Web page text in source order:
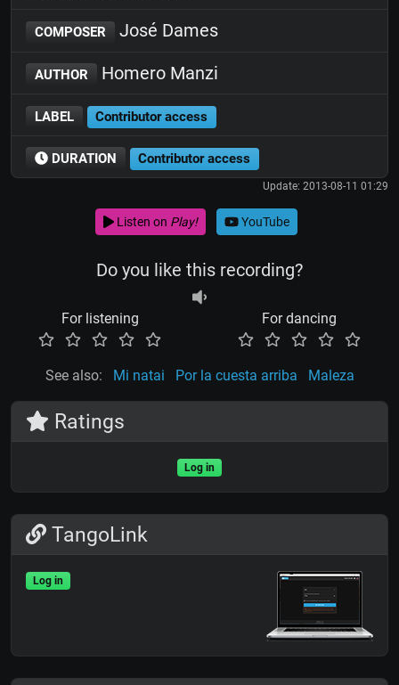
COMPOSER José Dames
AUTHOR Homero Manzi
LABEL Contributor access
DURATION Contributor access
Update: 2013-08-11 01:29
Listen on Play! YouTube
Do you like this recording?
For listening For dancing
See also: Mi natai Por la cuesta arriba Maleza
Ratings
Log in
TangoLink
Log in